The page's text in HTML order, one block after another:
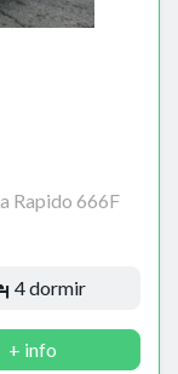
Rapido 666F
4 dormir
+ info